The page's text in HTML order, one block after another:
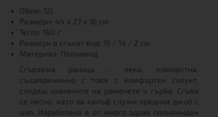
Обем: 12L
Размери: 44 х 27 х 16 см
Тегло: 180 г
Размери в сгънат вид: 19 / 14 / 2 см
Материал: Полиамид
Сгъваема раница - лека, компактна,
същевременно с това с комфортен силует,
следящ извивките на раменете и гърба. Сгъва
се лесно, като за калъф служи предния джоб с
цип. Изработена е от много здрав полиамиден